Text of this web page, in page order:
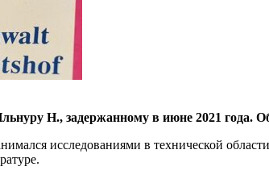
Н., задержанному в июне 2021 года.
исследованиями в технической